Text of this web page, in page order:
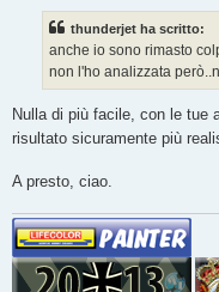
thunderjet ha scritto:
anche io sono rimasto
non l'ho analizzata
Nulla di più facile, con le tue
risultato sicuramente più
A presto, ciao.